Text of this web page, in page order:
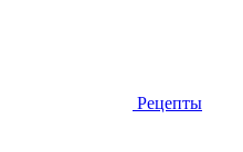
Рецепты